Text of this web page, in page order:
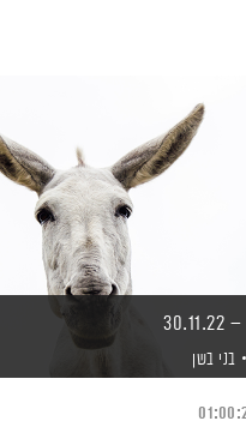
בני בשן